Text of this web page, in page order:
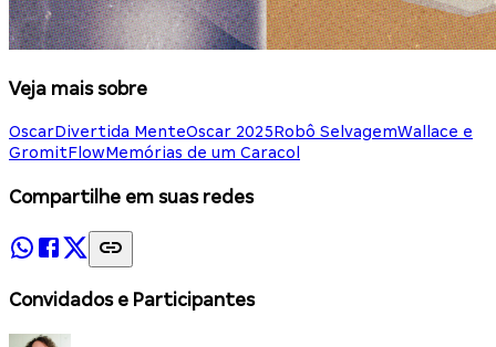
Veja mais sobre
OscarDivertida MenteOscar 2025Robô SelvagemWallace e
GromitFlowMemórias de um Caracol
Compartilhe em suas redes
Convidados e Participantes